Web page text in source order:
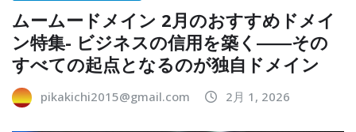
ムームードメイン 2月のおすすめドメイ
ン特集- ビジネスの信用を築く――その
すべての起点となるのが独自ドメイン
pikakichi2015@gmail.com 2月 1, 2026